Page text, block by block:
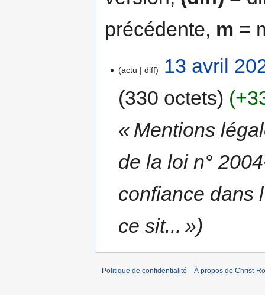
précédente, m =
actu diff
13 avril
330 octets
« Mentions
de la loi n°
confiance dans
ce sit... »
Politique de confidentialité À propos de Christ-